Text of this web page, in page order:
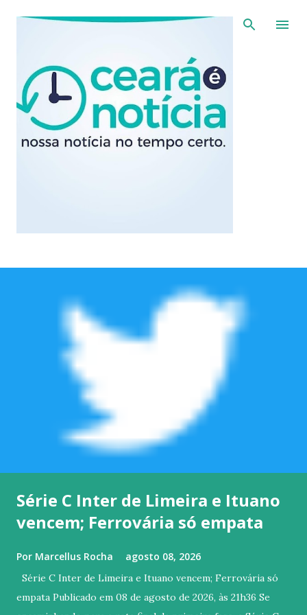
Pular para o conteúdo principal
Série C Inter de Limeira e Ituano
vencem; Ferrovária só empata
Por Marcellus Rocha agosto 08, 2026
Série C Inter de Limeira e Ituano vencem; Ferrovária só
empata Publicado em 08 de agosto de 2026, às 21h36 Se